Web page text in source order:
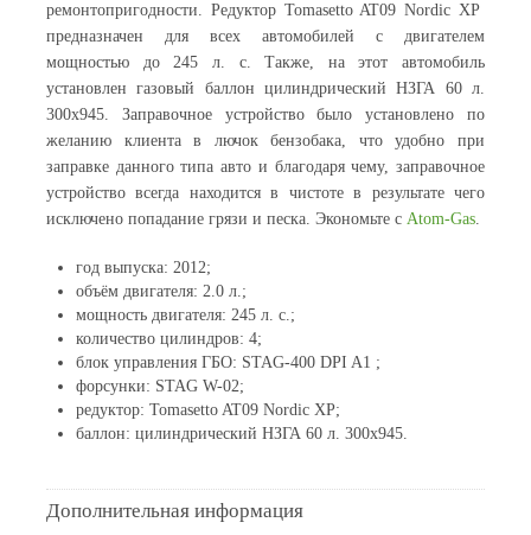
ремонтопригодности. Редуктор Tomasetto AT09 Nordic XP
предназначен для всех автомобилей с двигателем
мощностью до 245 л. с. Также, на этот автомобиль
установлен газовый баллон цилиндрический НЗГА 60 л.
300х945. Заправочное устройство было установлено по
желанию клиента в лючок бензобака, что удобно при
заправке данного типа авто и благодаря чему, заправочное
устройство всегда находится в чистоте в результате чего
исключено попадание грязи и песка. Экономьте с Atom-Gas.
год выпуска: 2012;
объём двигателя: 2.0 л.;
мощность двигателя: 245 л. с.;
количество цилиндров: 4;
блок управления ГБО: STAG-400 DPI A1 ;
форсунки: STAG W-02;
редуктор: Tomasetto AT09 Nordic XP;
баллон: цилиндрический НЗГА 60 л. 300х945.
Дополнительная информация